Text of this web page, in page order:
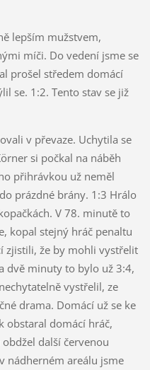
lepším mužstvem,
míči. Do vedení jsme se
prošel středem domácí
se. 1:2. Tento stav se již
v převaze. Uchytila se
si počkal na náběh
přihrávkou už neměl
prázdné brány. 1:3 Hrálo
V 78. minutě to
kopal stejný hráč penaltu
zjistili, že by mohli vystřelit
dvě minuty to bylo už 3:4,
vystřelil, ze
drama. Domácí už se ke
obstaral domácí hráč,
další červenou
nádherném areálu jsme